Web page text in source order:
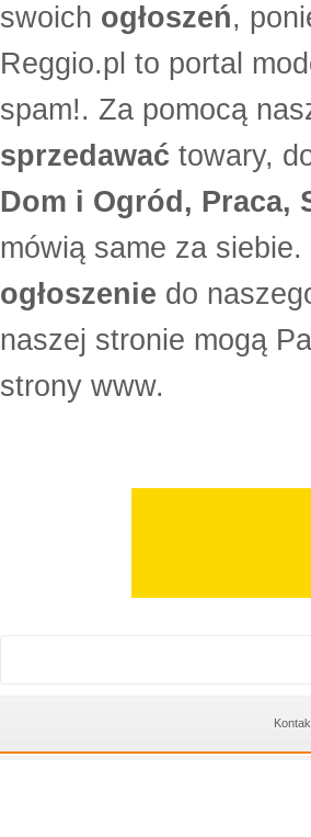
swoich ogłoszeń,
Reggio.pl to portal
spam!. Za pomocą
sprzedawać towary,
Dom i Ogród, Praca,
mówią same za
ogłoszenie do
naszej stronie mogą
strony www.